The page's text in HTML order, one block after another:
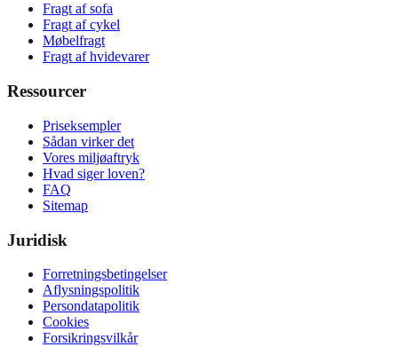
Fragt af sofa
Fragt af cykel
Møbelfragt
Fragt af hvidevarer
Ressourcer
Priseksempler
Sådan virker det
Vores miljøaftryk
Hvad siger loven?
FAQ
Sitemap
Juridisk
Forretningsbetingelser
Aflysningspolitik
Persondatapolitik
Cookies
Forsikringsvilkår